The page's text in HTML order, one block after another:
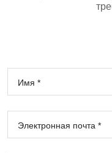
Имя *
Электронная почта *